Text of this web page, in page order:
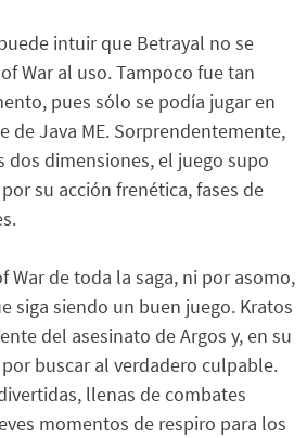
intuir que Betrayal no se
War al uso. Tampoco fue tan
pues sólo se podía jugar en
de Java ME. Sorprendentemente,
dos dimensiones, el juego supo
su acción frenética, fases de
War de toda la saga, ni por asomo,
siga siendo un buen juego. Kratos
del asesinato de Argos y, en su
buscar al verdadero culpable.
llenas de combates
momentos de respiro para los